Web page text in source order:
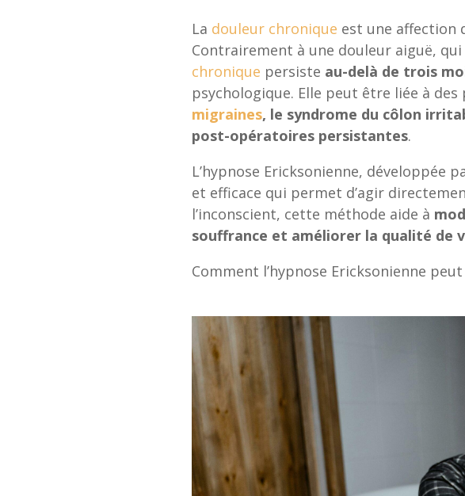
La douleur chronique est une affection
Contrairement à une douleur aiguë,
chronique persiste au-delà de trois
psychologique. Elle peut être liée à
migraines, le syndrome du côlon
post-opératoires persistantes.
L’hypnose Ericksonienne, développée
et efficace qui permet d’agir
l’inconscient, cette méthode aide à
souffrance et améliorer la qualité de
Comment l’hypnose Ericksonienne